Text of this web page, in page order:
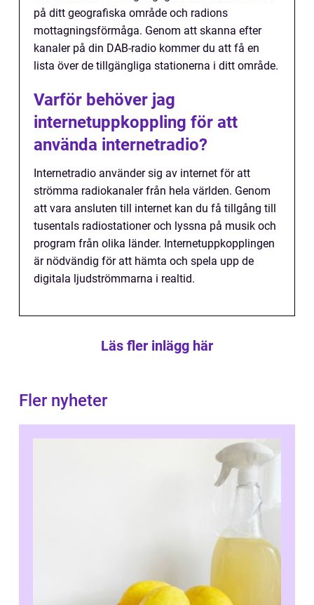
på ditt geografiska område och radions
mottagningsförmåga. Genom att skanna efter
kanaler på din DAB-radio kommer du att få en
lista över de tillgängliga stationerna i ditt område.
Varför behöver jag
internetuppkoppling för att
använda internetradio?
Internetradio använder sig av internet för att
strömma radiokanaler från hela världen. Genom
att vara ansluten till internet kan du få tillgång till
tusentals radiostationer och lyssna på musik och
program från olika länder. Internetuppkopplingen
är nödvändig för att hämta och spela upp de
digitala ljudströmmarna i realtid.
Läs fler inlägg här
Fler nyheter